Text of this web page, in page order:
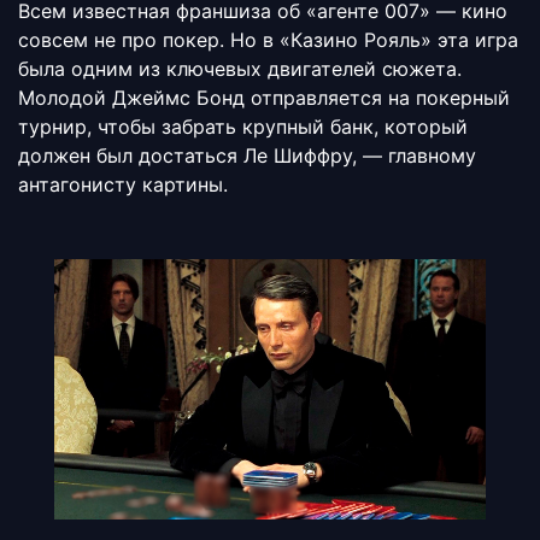
Всем известная франшиза об «агенте 007» — кино
совсем не про покер. Но в «Казино Рояль» эта игра
была одним из ключевых двигателей сюжета.
Молодой Джеймс Бонд отправляется на покерный
турнир, чтобы забрать крупный банк, который
должен был достаться Ле Шиффру, — главному
антагонисту картины.